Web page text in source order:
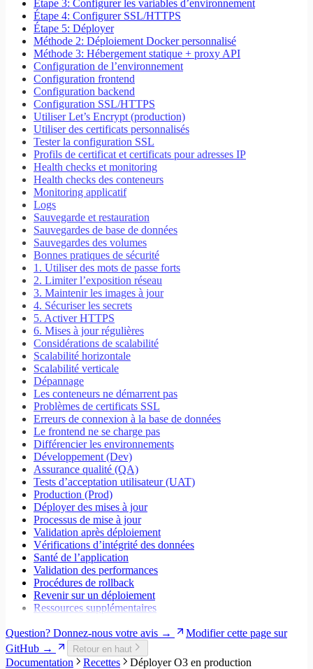
Étape 3: Configurer les variables d’environnement
Étape 4: Configurer SSL/HTTPS
Étape 5: Déployer
Méthode 2: Déploiement Docker personnalisé
Méthode 3: Hébergement statique + proxy API
Configuration de l’environnement
Configuration frontend
Configuration backend
Configuration SSL/HTTPS
Utiliser Let’s Encrypt (production)
Utiliser des certificats personnalisés
Tester la configuration SSL
Profils de certificat et certificats pour adresses IP
Health checks et monitoring
Health checks des conteneurs
Monitoring applicatif
Logs
Sauvegarde et restauration
Sauvegardes de base de données
Sauvegardes des volumes
Bonnes pratiques de sécurité
1. Utiliser des mots de passe forts
2. Limiter l’exposition réseau
3. Maintenir les images à jour
4. Sécuriser les secrets
5. Activer HTTPS
6. Mises à jour régulières
Considérations de scalabilité
Scalabilité horizontale
Scalabilité verticale
Dépannage
Les conteneurs ne démarrent pas
Problèmes de certificats SSL
Erreurs de connexion à la base de données
Le frontend ne se charge pas
Différencier les environnements
Développement (Dev)
Assurance qualité (QA)
Tests d’acceptation utilisateur (UAT)
Production (Prod)
Déployer des mises à jour
Processus de mise à jour
Validation après déploiement
Vérifications d’intégrité des données
Santé de l’application
Validation des performances
Procédures de rollback
Revenir sur un déploiement
Ressources supplémentaires
Question? Donnez-nous votre avis →
Modifier cette page sur
GitHub →
Retour en haut
Documentation Recettes Déployer O3 en production